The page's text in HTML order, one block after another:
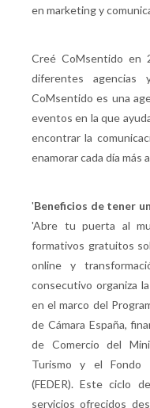
en marketing y
Creé CoMsentido en
diferentes agencias
CoMsentido es una
eventos en la que
encontrar la
enamorar cada día más
'Beneficios de tener
'Abre tu puerta al
formativos gratuitos
online y
consecutivo organiza
en el marco del
de Cámara España,
de Comercio del
Turismo y el Fondo
(FEDER). Este ciclo
servicios ofrecidos